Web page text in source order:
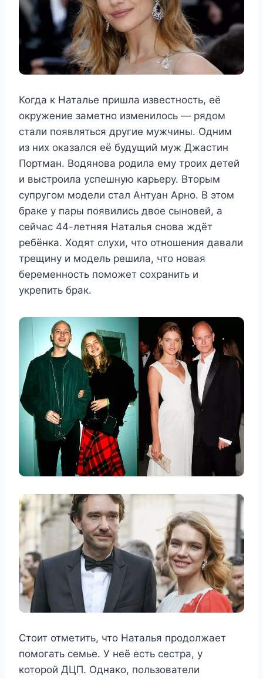
Когда к Наталье пришла известность, её
окружение заметно изменилось — рядом
стали появляться другие мужчины. Одним
из них оказался её будущий муж Джастин
Портман. Водянова родила ему троих детей
и выстроила успешную карьеру. Вторым
супругом модели стал Антуан Арно. В этом
браке у пары появились двое сыновей, а
сейчас 44-летняя Наталья снова ждёт
ребёнка. Ходят слухи, что отношения давали
трещину и модель решила, что новая
беременность поможет сохранить и
укрепить брак.
Стоит отметить, что Наталья продолжает
помогать семье. У неё есть сестра, у
которой ДЦП. Однако, пользователи